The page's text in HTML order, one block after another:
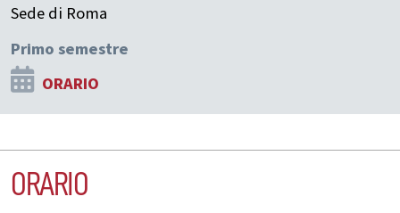
Sede di Roma
Primo semestre
ORARIO
ORARIO